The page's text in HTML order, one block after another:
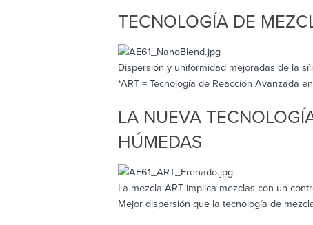
TECNOLOGÍA DE
Dispersión y uniformidad mejoradas de la
*ART = Tecnología de Reacción Avanzada
LA NUEVA
HÚMEDAS
La mezcla ART implica mezclas con un
Mejor dispersión que la tecnología de